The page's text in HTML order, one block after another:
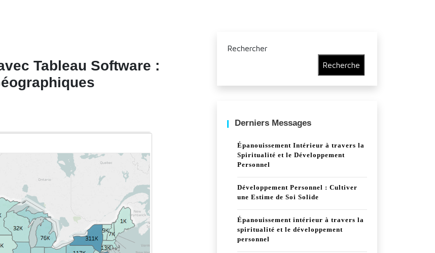
Tableau Software :
Rechercher
Recherche
Derniers Messages
Épanouissement Intérieur à travers la
Spiritualité et le Développement
Personnel
Développement Personnel : Cultiver
une Estime de Soi Solide
Épanouissement intérieur à travers la
spiritualité et le développement
personnel